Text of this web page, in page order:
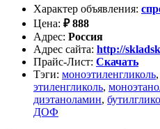
Характер объявления:
Цена: ₽888
Адрес: Россия
Адрес сайта: http://
Прайс-Лист: Скачать
Тэги: моноэтиленгликоль,
этиленгликоль,
диэтаноламин,
ДОФ